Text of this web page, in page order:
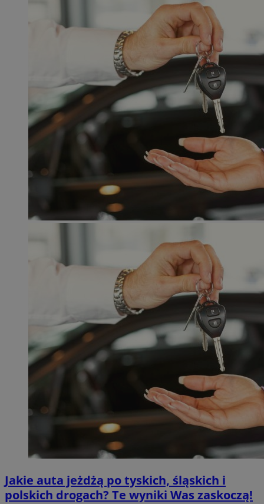
Jakie auta jeżdżą po tyskich, śląskich i
polskich drogach? Te wyniki Was zaskoczą!